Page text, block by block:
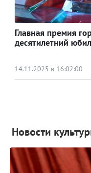
Главная премия
десятилетний
14.11.2025 в 16:02:00
Новости